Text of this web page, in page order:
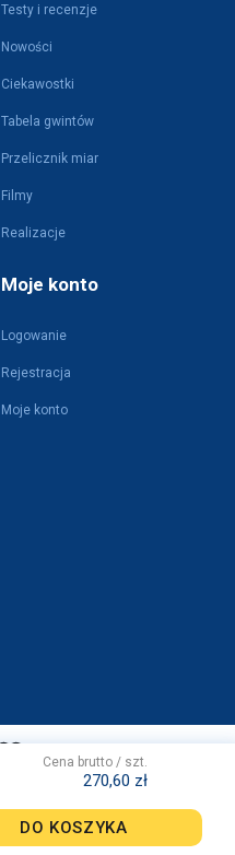
Cena brutto / szt.
270,60 zł
DO KOSZYKA
Testy i recenzje
Nowości
Ciekawostki
Tabela gwintów
Przelicznik miar
Filmy
Realizacje
Moje konto
Logowanie
Rejestracja
Moje konto
przez WebVIST